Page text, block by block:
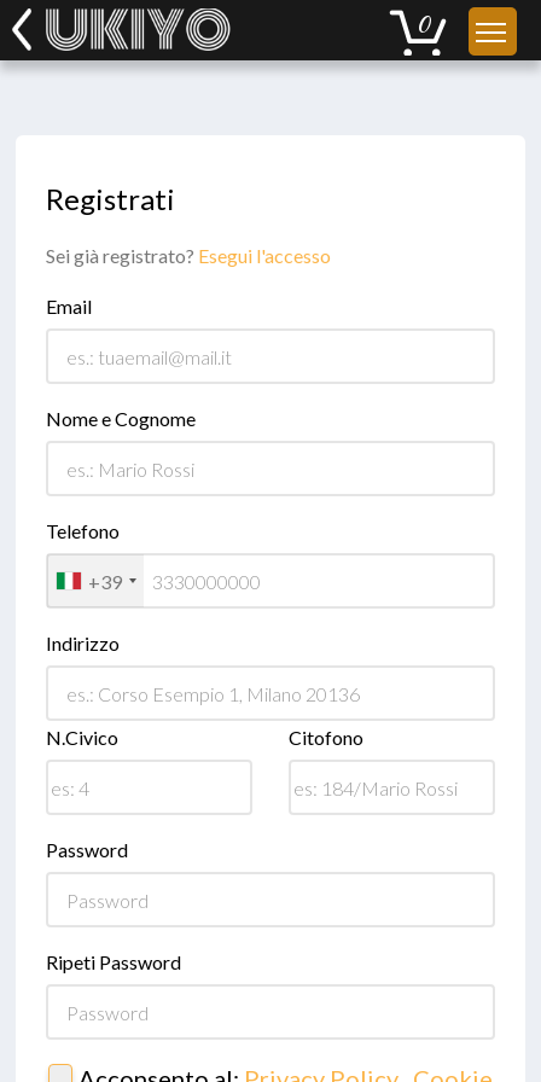
Registrati
Sei già registrato? Esegui l'accesso
Email
Nome e Cognome
Telefono
+39
Indirizzo
N.Civico Citofono
Password
Ripeti Password